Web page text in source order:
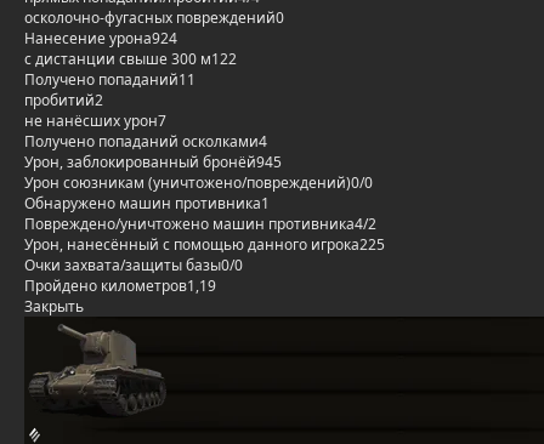
осколочно-фугасных повреждений0
Нанесение урона924
с дистанции свыше 300 м122
Получено попаданий11
пробитий2
не нанёсших урон7
Получено попаданий осколками4
Урон, заблокированный бронёй945
Урон союзникам (уничтожено/повреждений)0/0
Обнаружено машин противника1
Повреждено/уничтожено машин противника4/2
Урон, нанесённый с помощью данного игрока225
Очки захвата/защиты базы0/0
Пройдено километров1,19
Закрыть